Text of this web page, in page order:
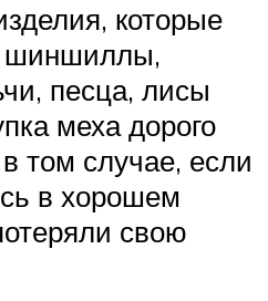
которые
шиншиллы,
песца, лисы
меха дорого
том случае, если
в хорошем
свою